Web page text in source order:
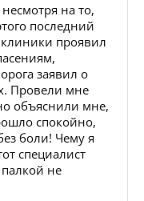
на то,
последний
проявил
заявил о
Провели мне
объяснили мне,
спокойно,
боли! Чему я
специалист
не